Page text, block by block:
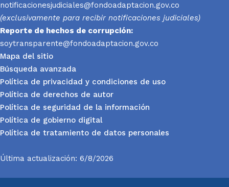
notificacionesjudiciales@fondoadaptacion.gov.co
(exclusivamente para recibir notificaciones judiciales)
Reporte de hechos de corrupción:
soytransparente@fondoadaptacion.gov.co
Mapa del sitio
Búsqueda avanzada
Política de privacidad y condiciones de uso
Política de derechos de autor
Política de seguridad de la información
Política de gobierno digital
Política de tratamiento de datos personales
Última actualización: 6/8/2026